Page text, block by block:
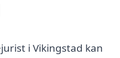
i Vikingstad kan